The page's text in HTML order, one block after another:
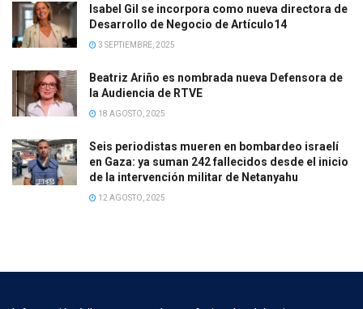
Isabel Gil se incorpora como nueva directora de
Desarrollo de Negocio de Artículo14
3 SEPTIEMBRE, 2025
Beatriz Ariño es nombrada nueva Defensora de
la Audiencia de RTVE
18 AGOSTO, 2025
Seis periodistas mueren en bombardeo israelí
en Gaza: ya suman 242 fallecidos desde el inicio
de la intervención militar de Netanyahu
12 AGOSTO, 2025